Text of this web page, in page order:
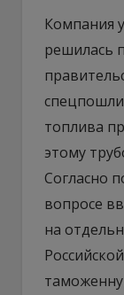
Компания
решилась
топлива
этому
Согласно
вопросе
на